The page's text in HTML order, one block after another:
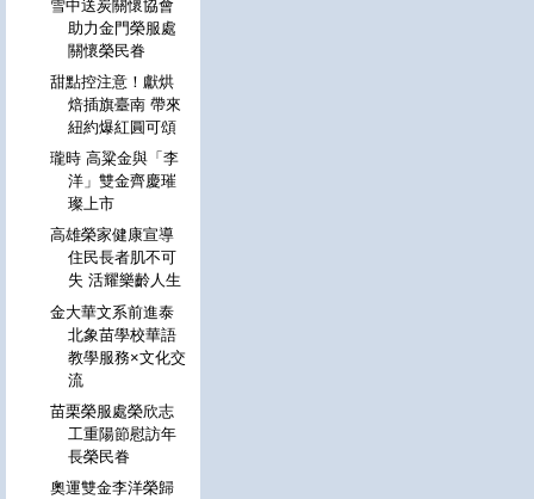
雪中送炭關懷協會
助力金門榮服處
關懷榮民眷
甜點控注意！獻烘
焙插旗臺南 帶來
紐約爆紅圓可頌
瓏時 高粱金與「李
洋」雙金齊慶璀
璨上市
高雄榮家健康宣導
住民長者肌不可
失 活耀樂齡人生
金大華文系前進泰
北象苗學校華語
教學服務×文化交
流
苗栗榮服處榮欣志
工重陽節慰訪年
長榮民眷
奧運雙金李洋榮歸